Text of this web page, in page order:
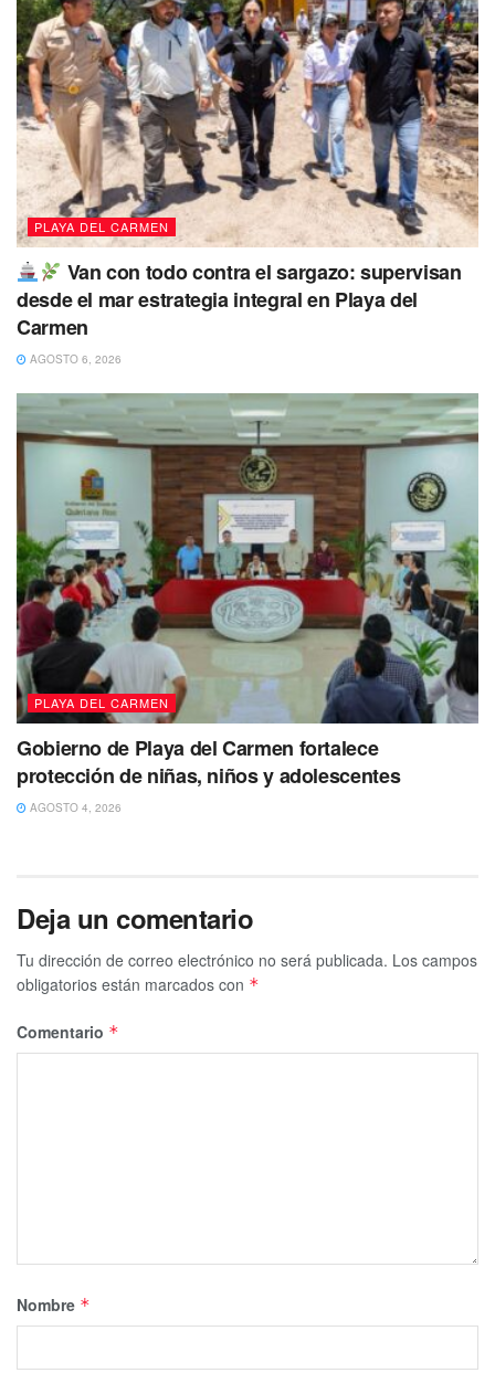
PLAYA DEL CARMEN
Van con todo contra el sargazo: supervisan
desde el mar estrategia integral en Playa del
Carmen
AGOSTO 6, 2026
PLAYA DEL CARMEN
Gobierno de Playa del Carmen fortalece
protección de niñas, niños y adolescentes
AGOSTO 4, 2026
Deja un comentario
Tu dirección de correo electrónico no será publicada. Los campos
obligatorios están marcados con *
Comentario *
Nombre *